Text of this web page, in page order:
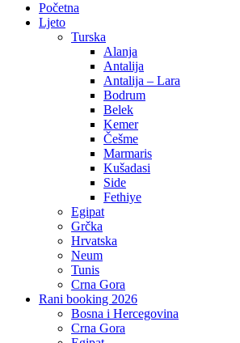
Početna
Ljeto
Turska
Alanja
Antalija
Antalija – Lara
Bodrum
Belek
Kemer
Češme
Marmaris
Kušadasi
Side
Fethiye
Egipat
Grčka
Hrvatska
Neum
Tunis
Crna Gora
Rani booking 2026
Bosna i Hercegovina
Crna Gora